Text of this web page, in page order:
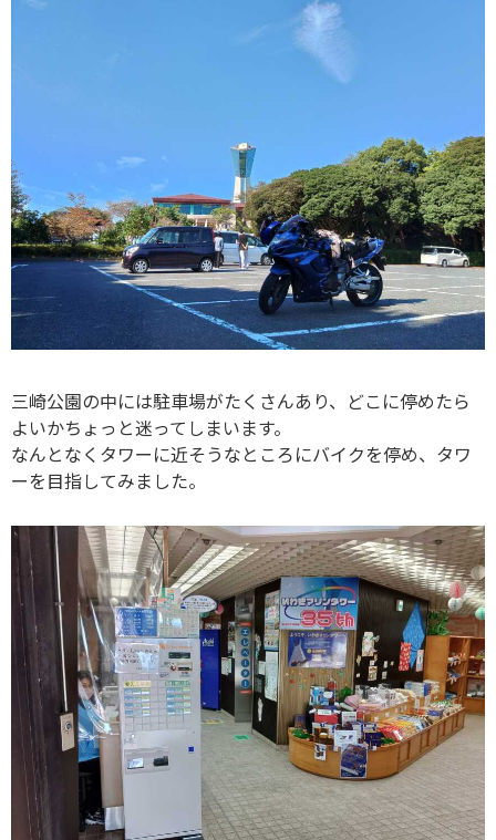
三崎公園の中には駐車場がたくさんあり、どこに停めたら
よいかちょっと迷ってしまいます。
なんとなくタワーに近そうなところにバイクを停め、タワ
ーを目指してみました。